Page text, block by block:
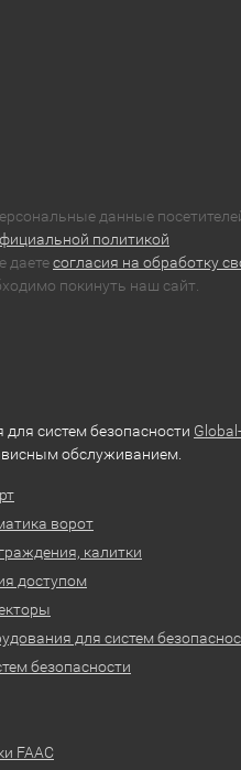
данные
политикой
даетесогласия на обработку
покинуть наш сайт.
систем безопасности Global-
обслуживанием.
ворот
калитки
доступом
для систем
безопасности
FAAC